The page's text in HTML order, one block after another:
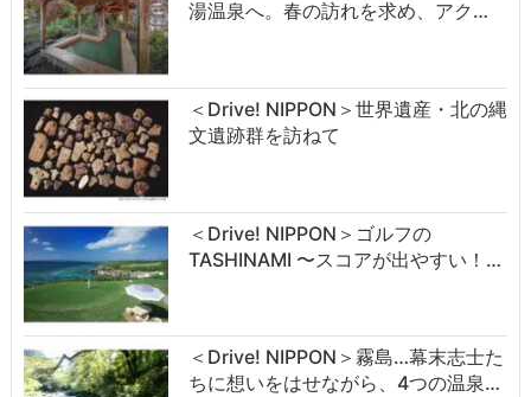
湯温泉へ。春の訪れを求め、アク…
＜Drive! NIPPON＞世界遺産・北の縄
文遺跡群を訪ねて
＜Drive! NIPPON＞ゴルフの
TASHINAMI 〜スコアが出やすい！…
＜Drive! NIPPON＞霧島…幕末志士た
ちに想いをはせながら、4つの温泉…